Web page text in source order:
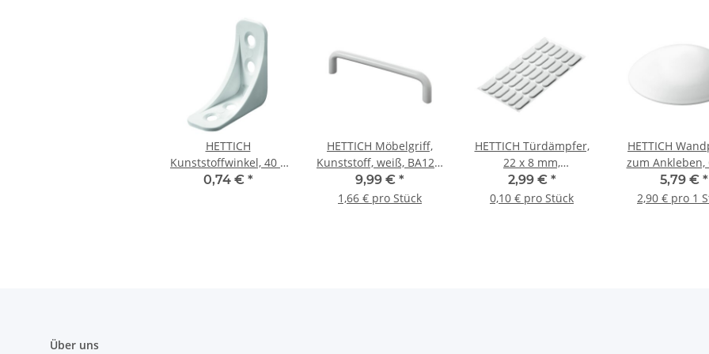
HETTICH
Kunststoffwinkel, 40 x
40 x 16mm, weiß
0,74 € *
HETTICH Möbelgriff,
Kunststoff, weiß, BA128,
6 Stück
9,99 € *
1,66 € pro Stück
HETTICH Türdämpfer,
22 x 8 mm,
selbstklebend, weiß, 30
Stück
2,99 € *
0,10 € pro Stück
HETTICH
zum Ankleben,
15 mm,
weiß, 2
5,79 € *
2,90 € pro 1
Über uns